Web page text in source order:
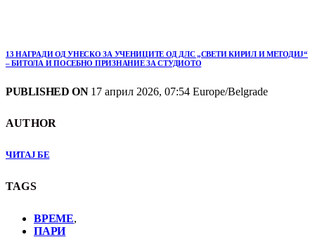
13 НАГРАДИ ОД УНЕСКО ЗА УЧЕНИЦИТЕ ОД ДЛС „СВЕТИ КИРИЛ И МЕТОДИЈ“
– БИТОЛА И ПОСЕБНО ПРИЗНАНИЕ ЗА СТУДИОТО
PUBLISHED ON17 април 2026, 07:54 Europe/Belgrade
AUTHOR
ЧИТАЈ БЕ
TAGS
ВРЕМЕ,
ПАРИ